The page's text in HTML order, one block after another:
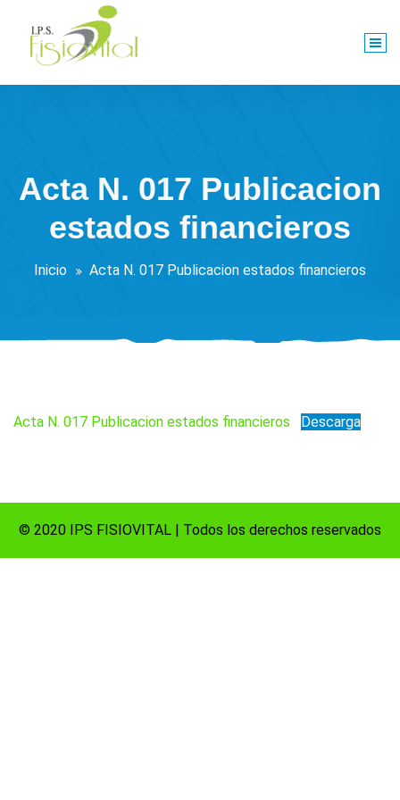
contenido
Acta N. 017 Publicacion
estados financieros
Inicio Acta N. 017 Publicacion estados financieros
Acta N. 017 Publicacion estados financieros Descarga
© 2020 IPS FISIOVITAL | Todos los derechos reservados